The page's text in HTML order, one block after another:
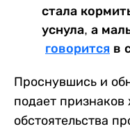
стала
уснула, а
говорится в
Проснувшись и
подает
обстоятельства